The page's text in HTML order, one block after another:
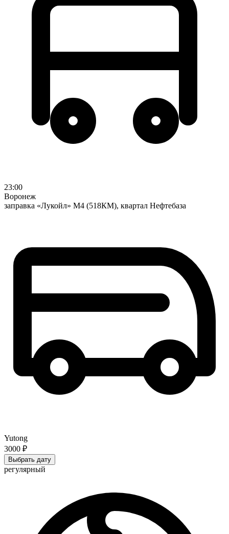
23:00
Воронеж
заправка «Лукойл» М4 (518КМ), квартал Нефтебаза
Yutong
3000 ₽
Выбрать дату
регулярный